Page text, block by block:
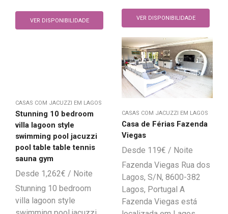
VER DISPONIBILIDADE VER DISPONIBILIDADE
CASAS COM JACUZZI EM LAGOS
Stunning 10 bedroom
villa lagoon style
swimming pool jacuzzi
pool table table tennis
sauna gym
1,262€
Stunning 10 bedroom
villa lagoon style
CASAS COM JACUZZI EM LAGOS
Casa de Férias Fazenda
Viegas
119€
Fazenda Viegas Rua dos
Lagos, S/N, 8600-382
Lagos, Portugal A
Fazenda Viegas está